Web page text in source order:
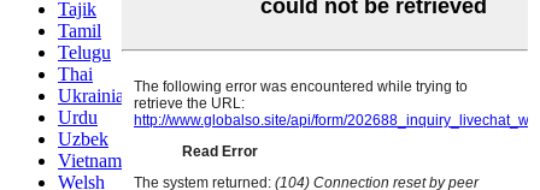
Tajik
Tamil
Telugu
Thai
Ukrainian
Urdu
Uzbek
Vietnamese
Welsh